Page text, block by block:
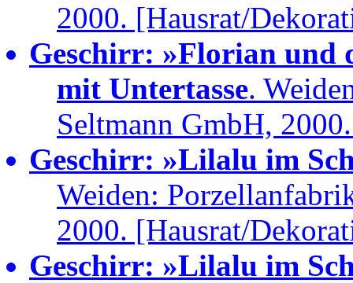
2000. [Hausrat/
Geschirr: »Florian und
mit Untertasse.
Seltmann GmbH,
Geschirr: »Lilalu im
Weiden:
2000. [Hausrat/
Geschirr: »Lilalu im